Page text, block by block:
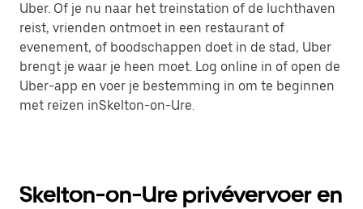
Uber. Of je nu naar het treinstation of de luchthaven
reist, vrienden ontmoet in een restaurant of
evenement, of boodschappen doet in de stad, Uber
brengt je waar je heen moet. Log online in of open de
Uber-app en voer je bestemming in om te beginnen
met reizen inSkelton-on-Ure.
Skelton-on-Ure privévervoer en